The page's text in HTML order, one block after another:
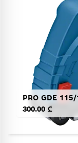
PRO GDE
300.00 ₾